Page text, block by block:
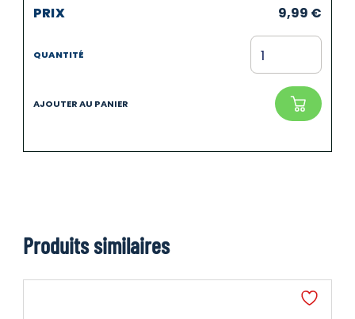
9,99 €
Produits similaires